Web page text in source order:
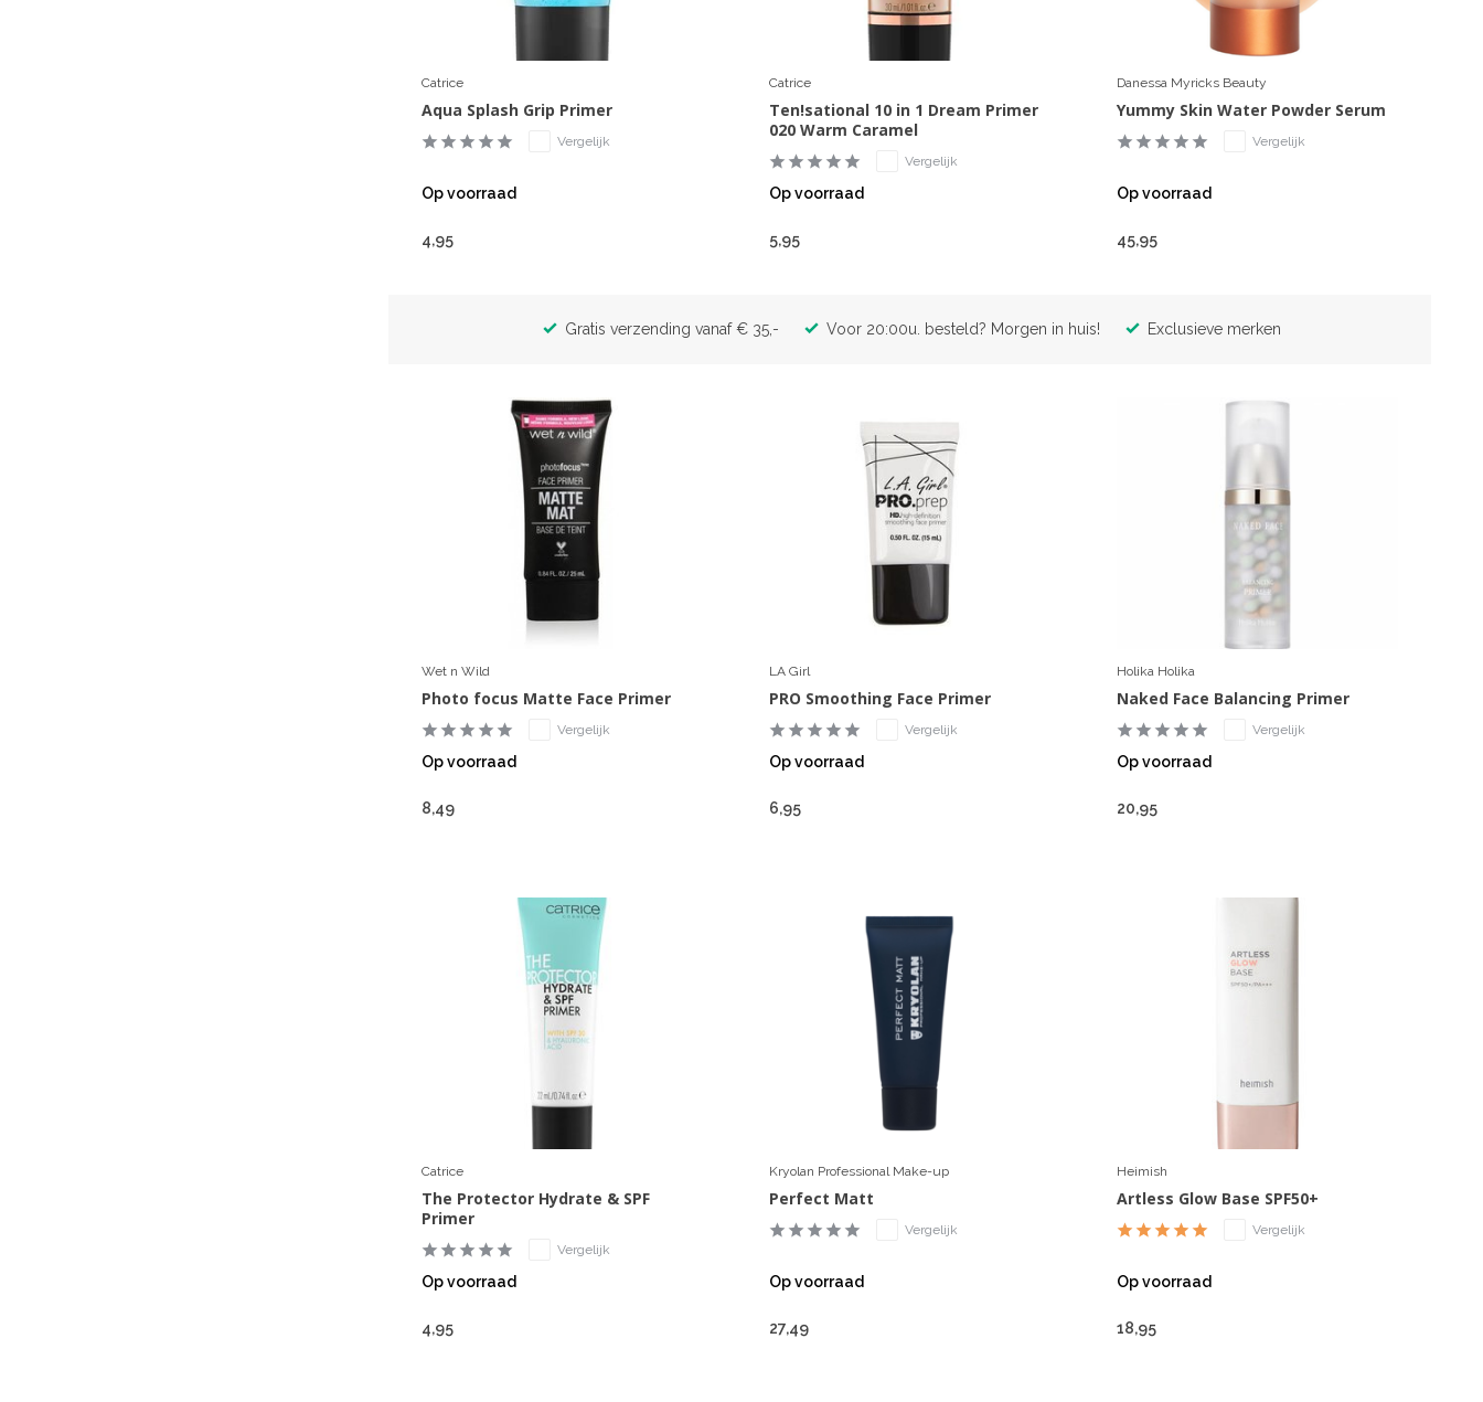
Catrice
Aqua Splash Grip Primer
Vergelijk
Op voorraad
4,95
Catrice
Ten!sational 10 in 1 Dream Primer
020 Warm Caramel
Vergelijk
Op voorraad
5,95
Danessa Myricks Beauty
Yummy Skin Water Powder Serum
Vergelijk
Op voorraad
45,95
Gratis verzending vanaf € 35,- Voor 20:00u. besteld? Morgen in huis! Exclusieve merken
Wet n Wild
Photo focus Matte Face Primer
Vergelijk
Op voorraad
8,49
LA Girl
PRO Smoothing Face Primer
Vergelijk
Op voorraad
6,95
Holika Holika
Naked Face Balancing Primer
Vergelijk
Op voorraad
20,95
Catrice
The Protector Hydrate & SPF
Primer
Vergelijk
Op voorraad
4,95
Kryolan Professional Make-up
Perfect Matt
Vergelijk
Op voorraad
27,49
Heimish
Artless Glow Base SPF50+
Vergelijk
Op voorraad
18,95